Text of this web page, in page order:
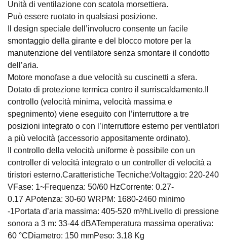
Unità di ventilazione con scatola morsettiera.
Può essere ruotato in qualsiasi posizione.
Il design speciale dell’involucro consente un facile
smontaggio della girante e del blocco motore per la
manutenzione del ventilatore senza smontare il condotto
dell’aria.
Motore monofase a due velocità su cuscinetti a sfera.
Dotato di protezione termica contro il surriscaldamento.Il
controllo (velocità minima, velocità massima e
spegnimento) viene eseguito con l’interruttore a tre
posizioni integrato o con l’interruttore esterno per ventilatori
a più velocità (accessorio appositamente ordinato).
Il controllo della velocità uniforme è possibile con un
controller di velocità integrato o un controller di velocità a
tiristori esterno.Caratteristiche Tecniche:Voltaggio: 220-240
VFase: 1~Frequenza: 50/60 HzCorrente: 0.27-
0.17 APotenza: 30-60 WRPM: 1680-2460 minimo
-1Portata d’aria massima: 405-520 m³/hLivello di pressione
sonora a 3 m: 33-44 dBATemperatura massima operativa:
60 °СDiametro: 150 mmPeso: 3.18 Kg